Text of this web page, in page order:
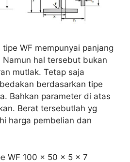
WF mempunyai panjang
hal tersebut bukan
mutlak. Tetap saja
berdasarkan tipe
Bahkan parameter di atas
Berat tersebutlah yg
harga pembelian dan
WF 100 x 50 x 5 x 7